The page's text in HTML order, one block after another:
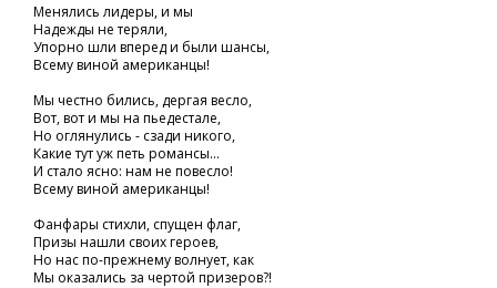
Менялись лидеры, и мы
Надежды не теряли,
Упорно шли вперед и были шансы,
Всему виной американцы!
Мы честно бились, дергая весло,
Вот, вот и мы на пьедестале,
Но оглянулись - сзади никого,
Какие тут уж петь романсы...
И стало ясно: нам не повесло!
Всему виной американцы!
Фанфары стихли, спущен флаг,
Призы нашли своих героев,
Но нас по-прежнему волнует, как
Мы оказались за чертой призеров?!